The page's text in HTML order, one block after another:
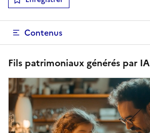
Contenus
Fils patrimoniaux générés par IA